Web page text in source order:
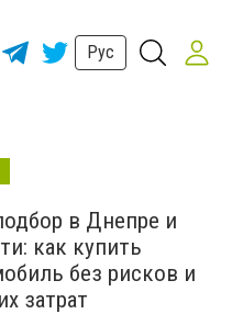
Рус
в Днепре и
как купить
без рисков и
затрат